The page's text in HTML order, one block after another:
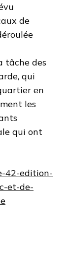
de
tâche des
qui
en
les
qui ont
42-edition-
et-de-